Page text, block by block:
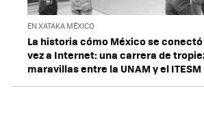
EN XATAKA MÉXICO
La historia cómo México se
vez a Internet: una carrera de
maravillas entre la UNAM y el ITESM